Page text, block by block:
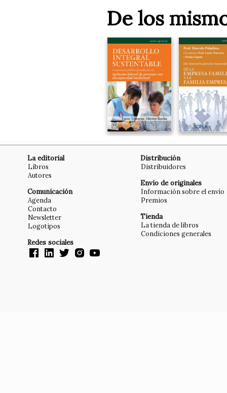
De los
La editorial
Libros
Autores
Comunicación
Agenda
Contacto
Newsletter
Logotipos
Redes sociales
Distribución
Distribuidores
Envío de originales
Información sobre el envío
Premios
Tienda
La tienda de libros
Condiciones generales